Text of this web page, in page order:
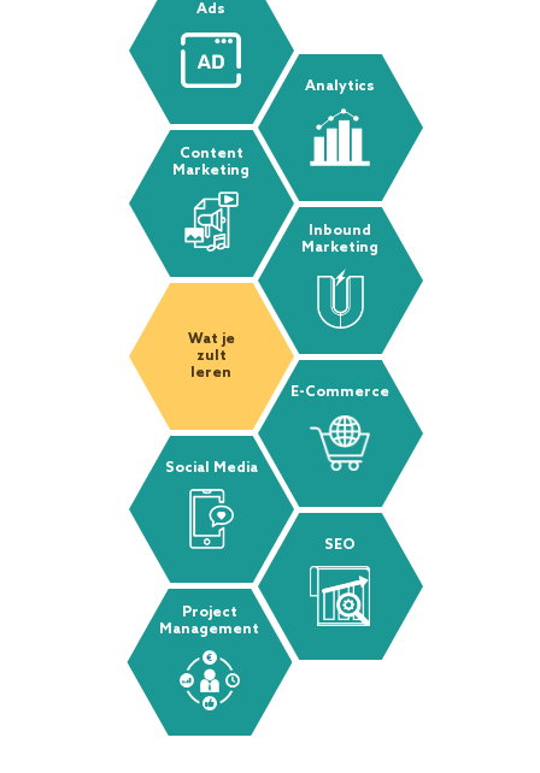
Ads
Analytics
Content
Marketing
Inbound
Marketing
Wat je
zult
leren
E-Commerce
Social Media
SEO
Project
Management